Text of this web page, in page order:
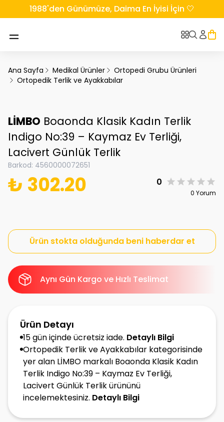
1988'den Günümüze, Daima En İyisi İçin 🤍
Ana Sayfa Medikal Ürünler
Ortopedi Grubu Ürünleri
Ortopedik Terlik ve Ayakkabılar
LİMBO Boaonda Klasik Kadın Terlik
Indigo No:39 – Kaymaz Ev Terliği,
Lacivert Günlük Terlik
Barkod: 4560000072651
₺ 302.20 0
0 Yorum
Ürün stokta olduğunda beni haberdar et
Aynı Gün Kargo ve Hızlı Teslimat
Ürün Detayı
15 gün içinde ücretsiz iade. Detaylı Bilgi
Ortopedik Terlik ve Ayakkabılar kategorisinde
yer alan LİMBO markalı Boaonda Klasik Kadın
Terlik Indigo No:39 – Kaymaz Ev Terliği,
Lacivert Günlük Terlik ürününü
incelemektesiniz. Detaylı Bilgi